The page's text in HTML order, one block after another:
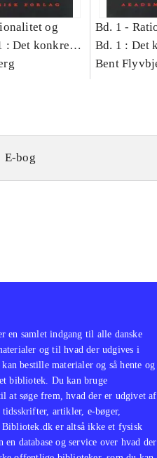
og
: Det konkretes
Bd. 1 -
Bd. 1 : Det
videnskab
Bent
E-bog
en samlet indgang til alle danske
og til hvad der udgives i
bestille materialer og så hente og
bibliotek. Du kan bruge
at søge frem, hvad der er udgivet af
tidsskrifter, artikler, e-bøger,
Bibliotek.dk er altså ikke et fysisk
en database og service over hvad der